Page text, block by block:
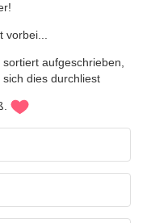
aufgeschrieben,
dies durchliest